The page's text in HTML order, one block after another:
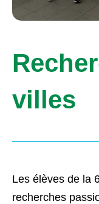
villes
Les élèves de la
recherches